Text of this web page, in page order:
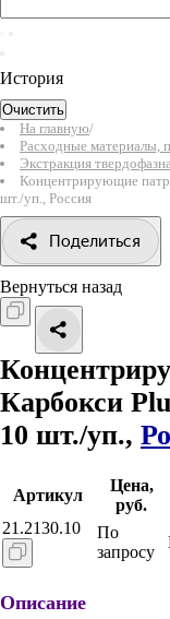
История
Очистить
На главную/
Расходные материалы,
Экстракция
Концентрирующие
шт./уп., Россия
Поделиться
Вернуться назад
Карбокси
10 шт./уп.,
Артикул
Цена,
руб.
21.2130.10
По
запросу
Описание